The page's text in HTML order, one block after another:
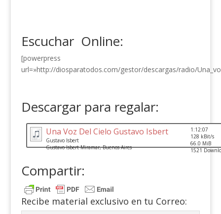
Escuchar Online:
[powerpress
url=»http://diosparatodos.com/gestor/descargas/radio/
Descargar para regalar:
Una Voz Del Cielo Gustavo Isbert
Gustavo Isbert
Gustavo Isbert Miramar, Buenos Aires
1:12:07
128 kBit/s
66.0 MiB
1521
Compartir:
Recibe material exclusivo en tu Correo: